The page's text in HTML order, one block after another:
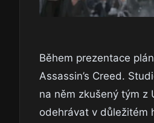
Během prezentace
Assassin’s Creed.
na něm zkušený tým z
odehrávat v důležitém